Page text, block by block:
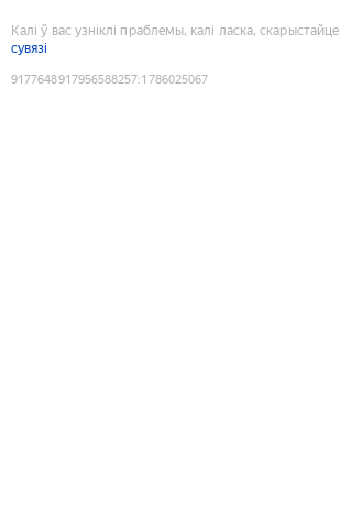
Калі ў вас узніклі праблемы, калі ласка, скарыстайце
сувязі
9177648917956588257:1786025067